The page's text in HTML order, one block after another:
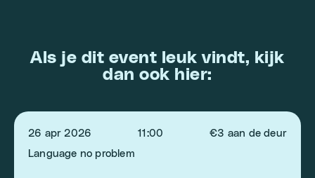
Als je dit event leuk vindt, kijk
dan ook hier:
26 apr 2026 11:00
€3 aan de deur
Language no problem